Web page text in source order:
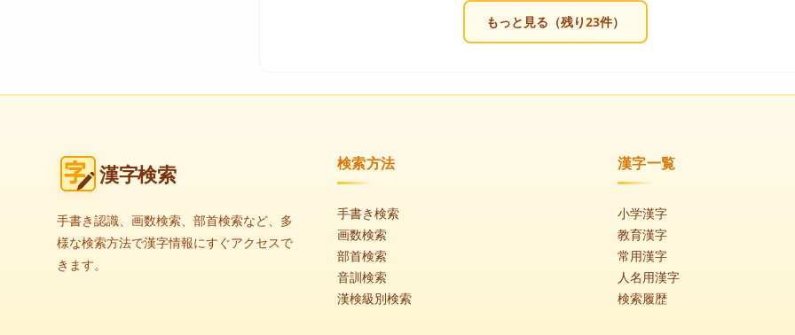
もっと見る（残り23件）
漢字検索
手書き認識、画数検索、部首検索など、多
様な検索方法で漢字情報にすぐアクセスで
きます。
検索方法
手書き検索
画数検索
部首検索
音訓検索
漢検級別検索
漢字一覧
小学漢字
教育漢字
常用漢字
人名用漢字
検索履歴